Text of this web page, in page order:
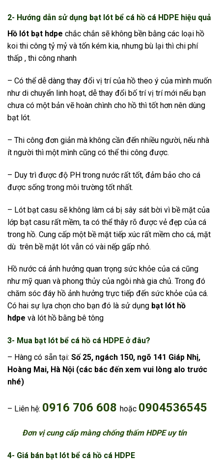
2- Hướng dẫn sử dụng bạt lót bể cá hồ cá HDPE hiệu quả
Hồ lót bạt hdpe chắc chắn sẽ không bền bằng các loại hồ
koi thi công tỷ mỷ và tốn kém kia, nhưng bù lại thì chi phí
thấp , thi công nhanh
– Có thể dễ dàng thay đổi vị trí của hồ theo ý của mình muốn
như di chuyển linh hoạt, dễ thay đổi bố trí vị trí mới nếu bạn
chưa có một bản vẽ hoàn chình cho hồ thì tốt hơn nên dùng
bạt lót.
– Thi công đơn giản mà không cần đến nhiều người, nếu nhà
ít người thì một mình cũng có thể thi công được.
– Duy trì được độ PH trong nước rất tốt, đảm bảo cho cá
được sống trong môi trường tốt nhất.
– Lót bạt casu sẽ không làm cá bị sây sát bời vì bề mặt của
lớp bạt casu rất mềm, ta có thể thây rõ được vẻ đẹp của cá
trong hồ. Cung cấp một bề mặt tiếp xúc rất mềm cho cá, mặt
dù trên bề mặt lót vẫn có vài nếp gấp nhỏ.
Hồ nước cá ảnh hưởng quan trọng sức khỏe của cá cũng
như mỹ quan và phong thủy của ngôi nhà gia chủ. Trong đó
chăm sóc đáy hồ ảnh hưởng trực tiếp đến sức khỏe của cá.
Có hai sự lựa chọn cho bạn đó là sử dụng bạt lót hồ
hdpe và lót hồ bằng bê tông
3- Mua bạt lót bể cá hồ cá HDPE ở đâu?
– Hàng có sẵn tại: Số 25, ngách 150, ngõ 141 Giáp Nhị,
Hoàng Mai, Hà Nội (các bác đến xem vui lòng alo trước
nhé)
– Liên hệ: 0916 706 608 hoặc 0904536545
Đơn vị cung cấp màng chống thấm HDPE uy tín
4- Giá bán bạt lót bể cá hồ cá HDPE